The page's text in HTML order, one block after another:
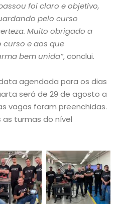
foi claro e objetivo,
pelo curso
Muito obrigado a
curso e aos que
bem unida”, conclui.
agendada para os dias
será de 29 de agosto a
vagas foram preenchidas.
as turmas do nível